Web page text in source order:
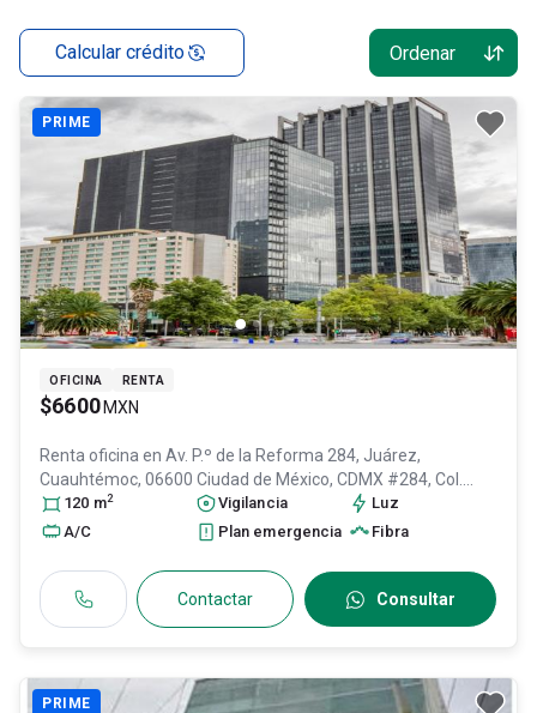
Calcular crédito Ordenar
PRIME
OFICINA RENTA
$6600 MXN
Renta oficina en Av. P.º de la Reforma 284, Juárez,
Cuauhtémoc, 06600 Ciudad de México, CDMX #284, Col.
Juárez,Cuauhtémoc, DF / CDMX, México , C.P. 06600
30662724
120 m2 Vigilancia
Luz
A/C
Plan emergencia Fibra
Contactar Consultar
PRIME